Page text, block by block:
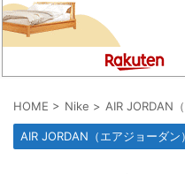
HOME > Nike > AIR JORDAN
AIR JORDAN（エアジョーダン）